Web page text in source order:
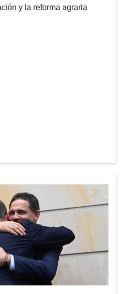
y la reforma agraria